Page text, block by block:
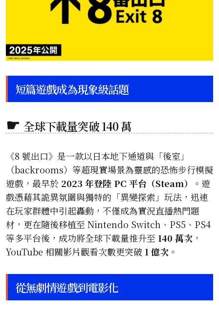
短篇遊戲成為現象級話題
全球下載量突破 140 萬
《8 號出口》是一款以日本地下通道與「後室」
（backrooms）等超現實場景為靈感的恐怖步行模擬
遊戲，最早於 2023 年登陸 PC 平台（Steam）
。遊
戲憑藉其詭異氛圍與獨特的「異變探索」玩法，迅速
在玩家群體中引起轟動，不僅成為實況直播熱門題
材，更在隨後移植至 Nintendo Switch、PS5、PS4
等多平台後，成功將全球下載量推升至 140 萬次 ，
YouTube 相關影片觀看次數更突破1 億次 。
從無劇情遊戲到電影化